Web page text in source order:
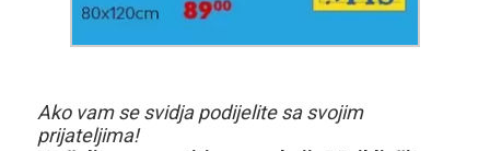
Ako vam se svidja podijelite sa svojim
prijateljima!